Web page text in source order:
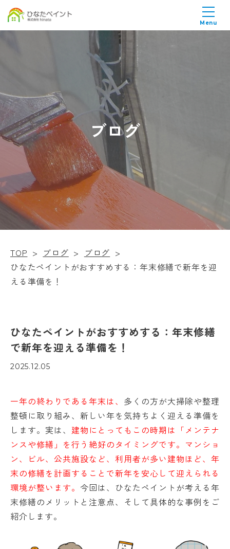
Menu
ブログ
TOP > ブログ > ブログ >
ひなたペイントがおすすめする：年末修繕で新年を迎
える準備を！
ひなたペイントがおすすめする：年末修繕
で新年を迎える準備を！
2025.12.05
一年の終わりである年末は、 多くの方が大掃除や整理
整頓に取り組み、新しい年を気持ちよく迎える準備を
します。実は、 建物にとってもこの時期は「メンテナ
ンスや修繕」を行う絶好のタイミングです。マンショ
ン、ビル、公共施設など、利用者が多い建物ほど、年
末の修繕を計画することで新年を安心して迎えられる
環境が整います。 今回は、ひなたペイントが考える年
末修繕のメリットと注意点、そして具体的な事例をご
紹介します。